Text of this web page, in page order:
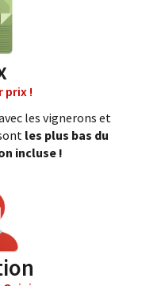
prix !
les vignerons et
les plus bas du
incluse !